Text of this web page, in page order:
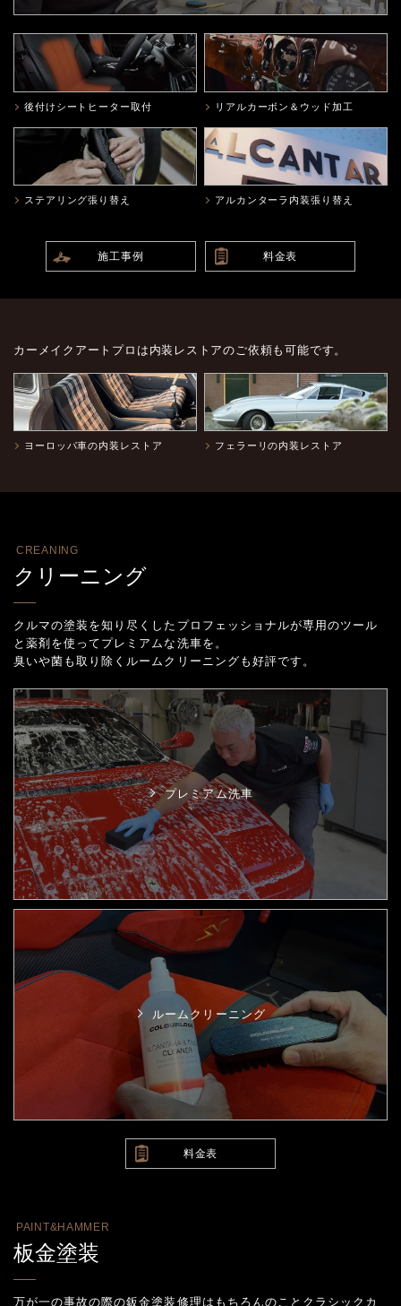
後付けシートヒーター取付 リアルカーボン＆ウッド加工
ステアリング張り替え アルカンターラ内装張り替え
施工事例 料金表
カーメイクアートプロは内装レストアのご依頼も可能です。
ヨーロッパ車の内装レストア フェラーリの内装レストア
CREANING
クリーニング
クルマの塗装を知り尽くしたプロフェッショナルが専用のツール
と薬剤を使ってプレミアムな洗車を。
臭いや菌も取り除くルームクリーニングも好評です。
プレミアム洗車
ルームクリーニング
料金表
PAINT&HAMMER
板金塗装
万が一の事故の際の鈑金塗装修理はもちろんのことクラシックカ